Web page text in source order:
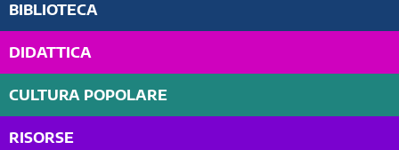
BIBLIOTECA
DIDATTICA
CULTURA POPOLARE
RISORSE